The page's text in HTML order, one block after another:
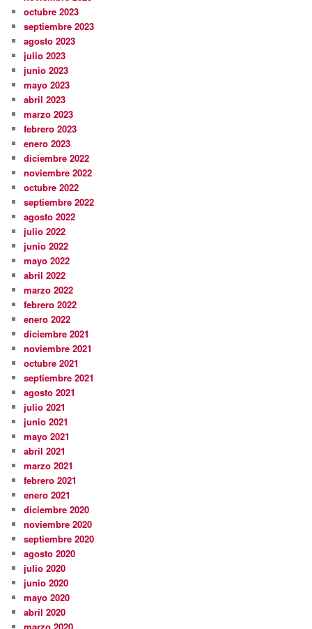
octubre 2023
septiembre 2023
agosto 2023
julio 2023
junio 2023
mayo 2023
abril 2023
marzo 2023
febrero 2023
enero 2023
diciembre 2022
noviembre 2022
octubre 2022
septiembre 2022
agosto 2022
julio 2022
junio 2022
mayo 2022
abril 2022
marzo 2022
febrero 2022
enero 2022
diciembre 2021
noviembre 2021
octubre 2021
septiembre 2021
agosto 2021
julio 2021
junio 2021
mayo 2021
abril 2021
marzo 2021
febrero 2021
enero 2021
diciembre 2020
noviembre 2020
septiembre 2020
agosto 2020
julio 2020
junio 2020
mayo 2020
abril 2020
marzo 2020